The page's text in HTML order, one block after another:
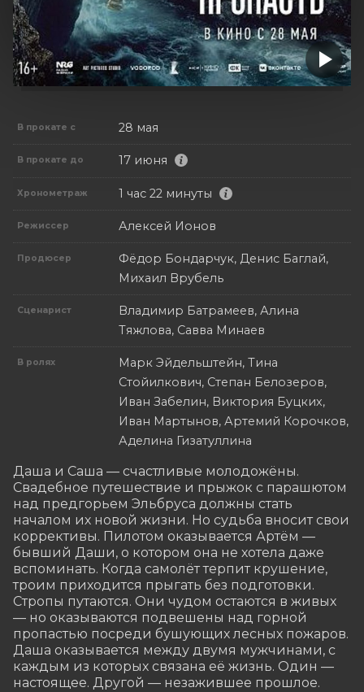
В прокате с 28 мая
В прокате до 17 июня
Хронометраж 1 час 22 минуты
Режиссер Алексей Ионов
Продюсер
Фёдор Бондарчук, Денис Баглай,
Михаил Врубель
Сценарист
Владимир Батрамеев, Алина
Тяжлова, Савва Минаев
В ролях
Марк Эйдельштейн, Тина
Стойилкович, Степан Белозеров,
Иван Забелин, Виктория Буцких,
Иван Мартынов, Артемий Корочков,
Аделина Гизатуллина
Даша и Саша — счастливые молодожёны.
Свадебное путешествие и прыжок с парашютом
над предгорьем Эльбруса должны стать
началом их новой жизни. Но судьба вносит свои
коррективы. Пилотом оказывается Артём —
бывший Даши, о котором она не хотела даже
вспоминать. Когда самолёт терпит крушение,
троим приходится прыгать без подготовки.
Стропы путаются. Они чудом остаются в живых
— но оказываются подвешены над горной
пропастью посреди бушующих лесных пожаров.
Даша оказывается между двумя мужчинами, с
каждым из которых связана её жизнь. Один —
настоящее. Другой — незажившее прошлое.